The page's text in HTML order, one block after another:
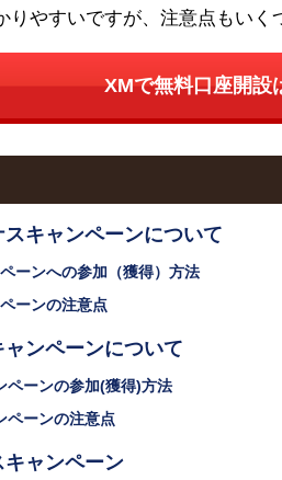
りやすいですが、注意点もいく
XMで無料口座開設
キャンペーンについて
ーンへの参加（獲得）方法
ーンの注意点
ンペーンについて
ペーンの参加(獲得)方法
ペーンの注意点
ャンペーン